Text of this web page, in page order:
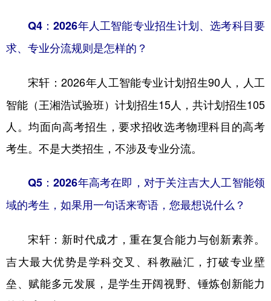
Q4：2026年人工智能专业招生计划、选考科目要
求、专业分流规则是怎样的？
宋轩：2026年人工智能专业计划招生90人，人工
智能（王湘浩试验班）计划招生15人，共计划招生105
人。均面向高考招生，要求招收选考物理科目的高考
考生。不是大类招生，不涉及专业分流。
Q5：2026年高考在即，对于关注吉大人工智能领
域的考生，如果用一句话来寄语，您最想说什么？
宋轩：新时代成才，重在复合能力与创新素养。
吉大最大优势是学科交叉、科教融汇，打破专业壁
垒、赋能多元发展，是学生开阔视野、锤炼创新能力